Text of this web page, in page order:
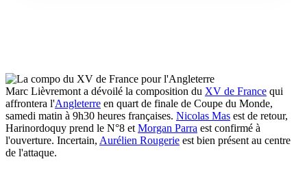
Marc Lièvremont a dévoilé la composition du XV de France qui
affrontera l'Angleterre en quart de finale de Coupe du Monde,
samedi matin à 9h30 heures françaises. Nicolas Mas est de retour,
Harinordoquy prend le N°8 et Morgan Parra est confirmé à
l'ouverture. Incertain, Aurélien Rougerie est bien présent au centre
de l'attaque.